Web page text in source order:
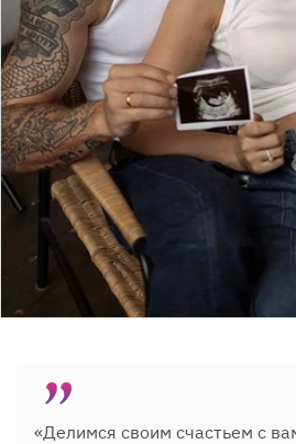
«Делимся своим счастьем с